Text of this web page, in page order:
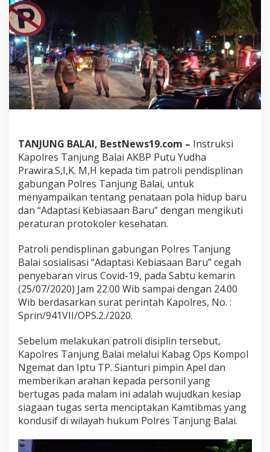
T
i
m
G
a
b
u
n
D
i
s
i
p
l
i
S
a
m
p
a
i
k
a
“
A
d
a
p
t
a
s
K
TANJUNG BALAI, BestNews19.com – Instruksi
Kapolres Tanjung Balai AKBP Putu Yudha
Prawira.S,I,K. M,H kepada tim patroli pendisplinan
gabungan Polres Tanjung Balai, untuk
menyampaikan tentang penataan pola hidup baru
dan “Adaptasi Kebiasaan Baru” dengan mengikuti
peraturan protokoler kesehatan.
Patroli pendisplinan gabungan Polres Tanjung
Balai sosialisasi “Adaptasi Kebiasaan Baru” cegah
penyebaran virus Covid-19, pada Sabtu kemarin
(25/07/2020) Jam 22.00 Wib sampai dengan 24.00
Wib berdasarkan surat perintah Kapolres, No. :
Sprin/941VII/OPS.2./2020.
Sebelum melakukan patroli disiplin tersebut,
Kapolres Tanjung Balai melalui Kabag Ops Kompol
Ngemat dan Iptu TP. Sianturi pimpin Apel dan
memberikan arahan kepada personil yang
bertugas pada malam ini adalah wujudkan kesiap
siagaan tugas serta menciptakan Kamtibmas yang
kondusif di wilayah hukum Polres Tanjung Balai.